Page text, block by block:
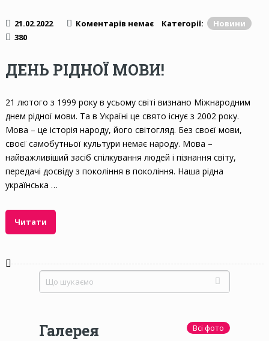
21.02.2022 Коментарів немає Категорії:
Новини
380
ДЕНЬ РІДНОЇ МОВИ!
21 лютого з 1999 року в усьому світі визнано Міжнародним
днем рідної мови. Та в Україні це свято існує з 2002 року.
Мова – це історія народу, його світогляд. Без своєї мови,
своєї самобутньої культури немає народу. Мова –
найважливіший засіб спілкування людей і пізнання світу,
передачі досвіду з покоління в покоління. Наша рідна
українська …
Читати
Галерея Всі фото